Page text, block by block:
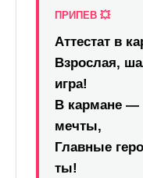
ПРИПЕВ 💥
Аттестат в
Взрослая,
игра!
В кармане —
мечты,
Главные
ты!